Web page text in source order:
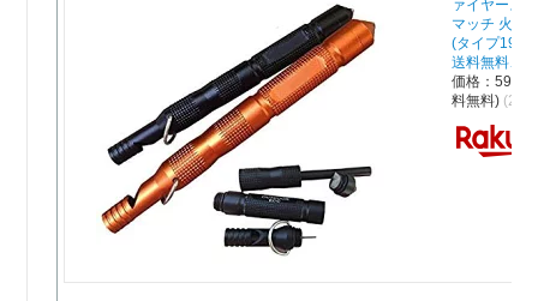
ァイヤース
マッチ 火打
(タイプ19)[
送料無料、
価格：598円
料無料)